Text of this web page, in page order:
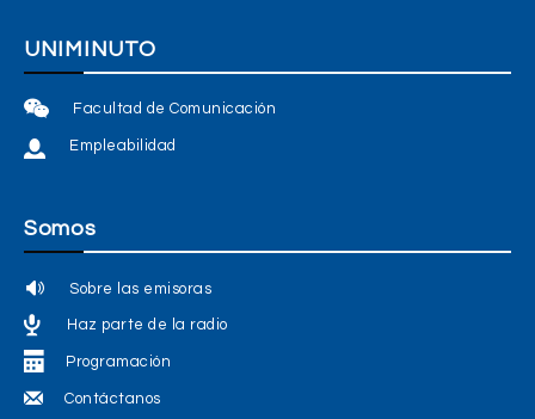
UNIMINUTO
Facultad de Comunicación
Empleabilidad
Somos
Sobre las emisoras
Haz parte de la radio
Programación
Contáctanos